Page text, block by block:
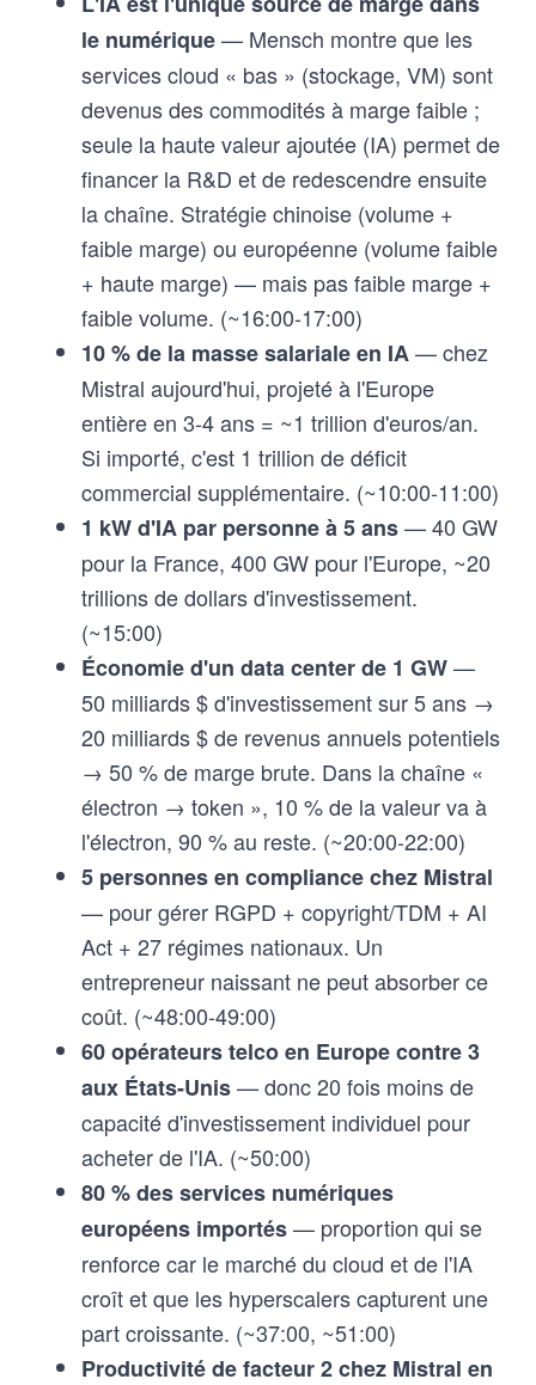
le numérique— Mensch montre que les
services cloud « bas » (stockage, VM) sont
devenus des commodités à marge faible ;
seule la haute valeur ajoutée (IA) permet de
financer la R&D et de redescendre ensuite
la chaîne. Stratégie chinoise (volume +
faible marge) ou européenne (volume faible
+ haute marge) — mais pas faible marge +
faible volume. (~16:00-17:00)
10 % de la masse salariale en IA— chez
Mistral aujourd'hui, projeté à l'Europe
entière en 3-4 ans = ~1 trillion d'euros/an.
Si importé, c'est 1 trillion de déficit
commercial supplémentaire. (~10:00-11:00)
1 kW d'IA par personne à 5 ans— 40 GW
pour la France, 400 GW pour l'Europe, ~20
trillions de dollars d'investissement.
(~15:00)
Économie d'un data center de 1 GW—
50 milliards $ d'investissement sur 5 ans →
20 milliards $ de revenus annuels potentiels
→ 50 % de marge brute. Dans la chaîne «
électron → token », 10 % de la valeur va à
l'électron, 90 % au reste. (~20:00-22:00)
5 personnes en compliance chez Mistral
— pour gérer RGPD + copyright/TDM + AI
Act + 27 régimes nationaux. Un
entrepreneur naissant ne peut absorber ce
coût. (~48:00-49:00)
60 opérateurs telco en Europe contre 3
aux États-Unis— donc 20 fois moins de
capacité d'investissement individuel pour
acheter de l'IA. (~50:00)
80 % des services numériques
européens importés— proportion qui se
renforce car le marché du cloud et de l'IA
croît et que les hyperscalers capturent une
part croissante. (~37:00, ~51:00)
Productivité de facteur 2 chez Mistral en